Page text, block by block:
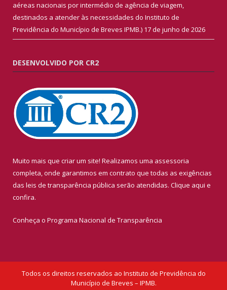
aéreas nacionais por intermédio de agência de viagem,
destinados a atender às necessidades do Instituto de
Previdência do Município de Breves IPMB.) 17 de junho de 2026
DESENVOLVIDO POR CR2
Muito mais que criar um site! Realizamos uma assessoria
completa, onde garantimos em contrato que todas as exigências
das leis de transparência pública serão atendidas. Clique aqui e
confira.
Conheça o Programa Nacional de Transparência
Todos os direitos reservados ao Instituto de Previdência do
Município de Breves – IPMB.